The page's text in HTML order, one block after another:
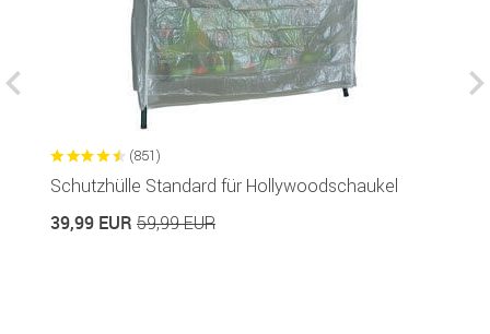
(851)
Schutzhülle Standard für Hollywoodschaukel
39,99 EUR 59,99 EUR